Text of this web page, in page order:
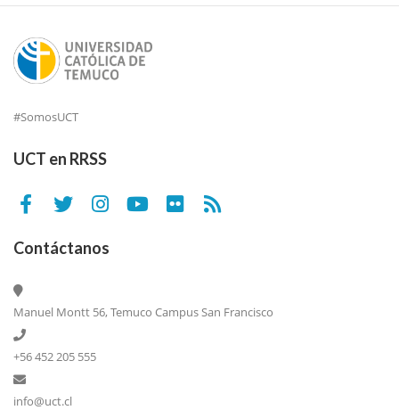
#SomosUCT
UCT en RRSS
Contáctanos
Manuel Montt 56, Temuco Campus San Francisco
+56 452 205 555
info@uct.cl